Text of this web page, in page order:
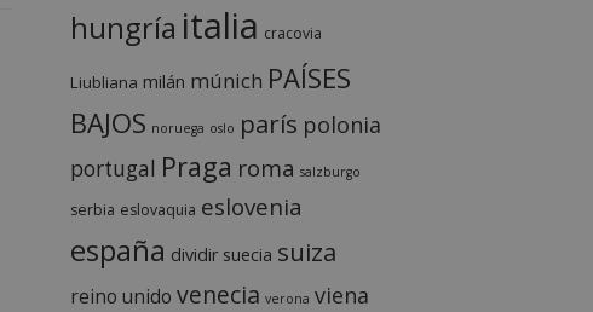
hungría italia cracovia
Liubliana milán múnich PAÍSES
BAJOS noruega oslo parís polonia
portugal Praga roma salzburgo
serbia eslovaquia eslovenia
españa dividir suecia suiza
reino unido venecia verona viena